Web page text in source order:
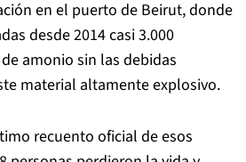
en el puerto de Beirut, donde
desde 2014 casi 3.000
amonio sin las debidas
material altamente explosivo.
recuento oficial de esos